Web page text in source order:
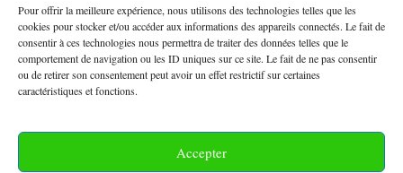
Pour offrir la meilleure expérience, nous utilisons des technologies telles que les
cookies pour stocker et/ou accéder aux informations des appareils connectés. Le fait de
consentir à ces technologies nous permettra de traiter des données telles que le
comportement de navigation ou les ID uniques sur ce site. Le fait de ne pas consentir
ou de retirer son consentement peut avoir un effet restrictif sur certaines
caractéristiques et fonctions.
Accepter
Finaldées EURL
Siège social : 13 avenue Boudon, 75016, Paris
Nous contacter
Conditions Générales de Vente